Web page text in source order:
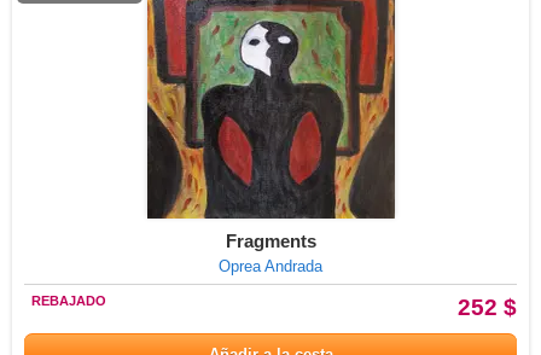
Fragments
Oprea Andrada
252 $
REBAJADO